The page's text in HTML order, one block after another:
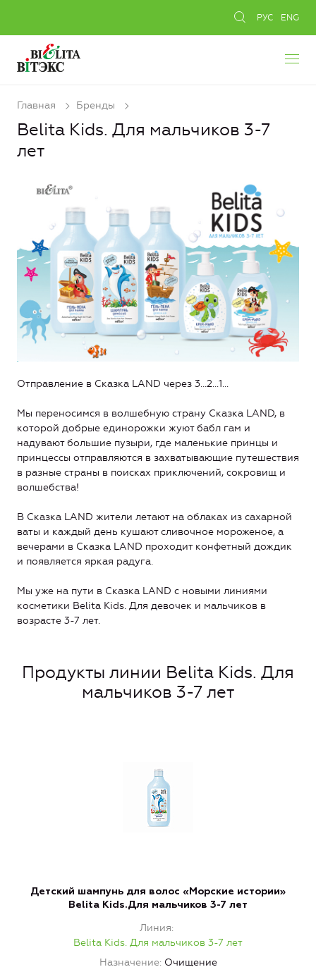
РУС ENG
Главная Бренды
Belita Kids. Для мальчиков 3-7
лет
Отправление в Сказка LAND через 3…2…1…
Мы переносимся в волшебную страну Сказка LAND, в
которой добрые единорожки жуют бабл гам и
надувают большие пузыри, где маленькие принцы и
принцессы отправляются в захватывающие путешествия
в разные страны в поисках приключений, сокровищ и
волшебства!
В Сказка LAND жители летают на облаках из сахарной
ваты и каждый день кушают сливочное мороженое, а
вечерами в Сказка LAND проходит конфетный дождик
и появляется яркая радуга.
Мы уже на пути в Сказка LAND с новыми линиями
косметики Belita Kids. Для девочек и мальчиков в
возрасте 3-7 лет.
Продукты линии Belita Kids. Для
мальчиков 3-7 лет
Детский шампунь для волос «Морские истории»
Belita Kids.Для мальчиков 3-7 лет
Линия
Belita Kids. Для мальчиков 3-7 лет
Назначение Очищение